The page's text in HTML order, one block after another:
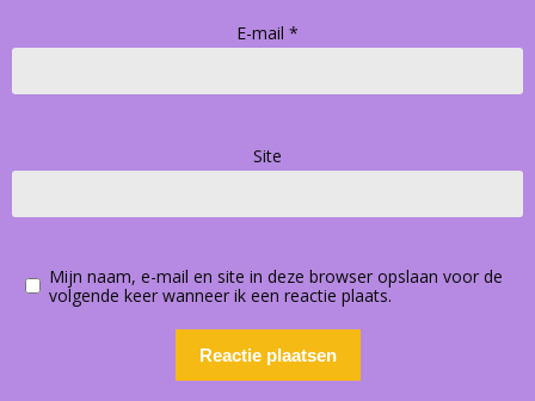
E-mail *
Site
Mijn naam, e-mail en site in deze browser opslaan voor de
volgende keer wanneer ik een reactie plaats.